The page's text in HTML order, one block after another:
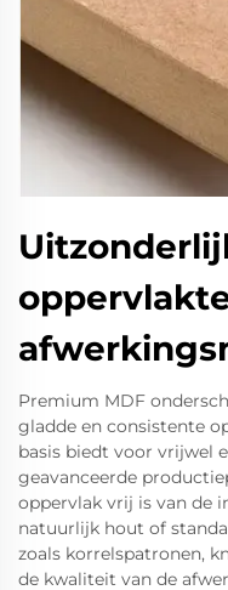
Premium MDF
gladde en consistente
basis biedt voor vrijwel
geavanceerde
oppervlak vrij is van de
natuurlijk hout of
zoals korrelspatronen,
de kwaliteit van de